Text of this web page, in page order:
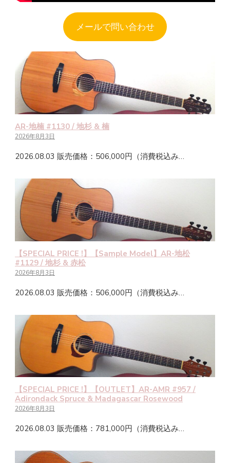
メールで問い合わせ
AR-地楠 #1130 / 地杉 & 楠
2026年8月3日
2026.08.03 販売価格：506,000円（消費税込み…
【SPECIAL PRICE !】【Sample Model】AR-地松
#1129 / 地杉 & 赤松
2026年8月3日
2026.08.03 販売価格：506,000円（消費税込み…
【SPECIAL PRICE !】【OUTLET】AR-AMR #957 /
Adirondack Spruce & Madagascar Rosewood
2026年8月3日
2026.08.03 販売価格：781,000円（消費税込み…